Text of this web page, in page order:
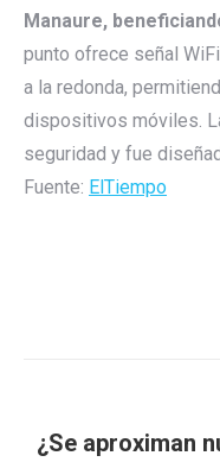
Manaure,
punto ofrece señal
a la redonda,
dispositivos móviles.
seguridad y fue
Fuente: ElTiempo
entre
¿Se aproximan